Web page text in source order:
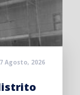
7 Agosto, 2026